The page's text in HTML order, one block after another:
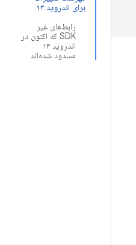
برای اندروید ۱۳
رابط‌های غیر
SDK که اکنون در
اندروید ۱۳
مسدود شده‌اند